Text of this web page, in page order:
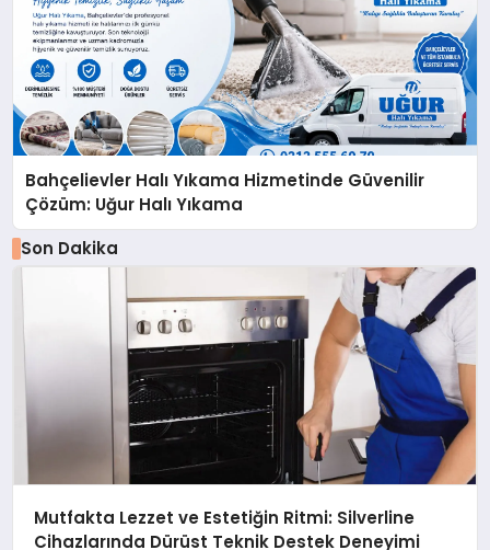
Bahçelievler Halı Yıkama Hizmetinde Güvenilir
Çözüm: Uğur Halı Yıkama
Son Dakika
Mutfakta Lezzet ve Estetiğin Ritmi: Silverline
Cihazlarında Dürüst Teknik Destek Deneyimi